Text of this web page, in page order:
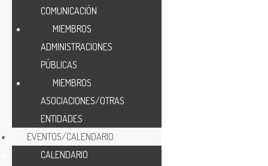
COMUNICACIÓN
MIEMBROS
ADMINISTRACIONES
PÚBLICAS
MIEMBROS
ASOCIACIONES/OTRAS
ENTIDADES
EVENTOS/CALENDARIO
CALENDARIO